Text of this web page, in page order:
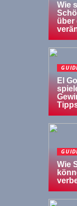
Wie
über
El
Wie